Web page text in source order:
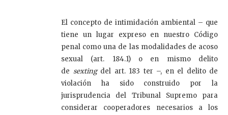
El concepto de intimidación ambiental – que
tiene un lugar expreso en nuestro Código
penal como una de las modalidades de acoso
sexual (art. 184.1) o en mismo delito
de sextingdel art. 183 ter –, en el delito de
violación ha sido construido por la
jurisprudencia del Tribunal Supremo para
considerar cooperadores necesarios a los